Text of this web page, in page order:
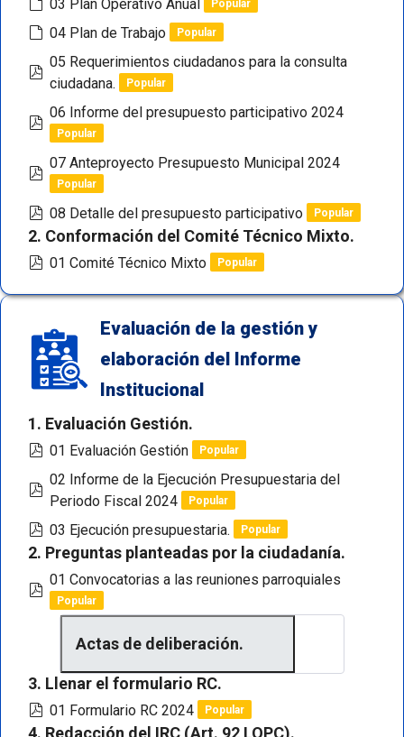
03 Plan Operativo Anual Popular
default
04 Plan de Trabajo Popular
pdf
05 Requerimientos ciudadanos para la consulta
ciudadana.
Popular
pdf
06 Informe del presupuesto participativo 2024
Popular
pdf
07 Anteproyecto Presupuesto Municipal 2024
Popular
pdf
08 Detalle del presupuesto participativo Popular
2. Conformación del Comité Técnico Mixto.
pdf
01 Comité Técnico Mixto Popular
Evaluación de la gestión y
elaboración del Informe
Institucional
1. Evaluación Gestión.
pdf
01 Evaluación Gestión Popular
pdf
02 Informe de la Ejecución Presupuestaria del
Periodo Fiscal 2024
Popular
pdf
03 Ejecución presupuestaria. Popular
2. Preguntas planteadas por la ciudadanía.
pdf
01 Convocatorias a las reuniones parroquiales
Popular
Actas de deliberación.
3. Llenar el formulario RC.
pdf
01 Formulario RC 2024 Popular
4. Redacción del IRC (Art. 92 LOPC).